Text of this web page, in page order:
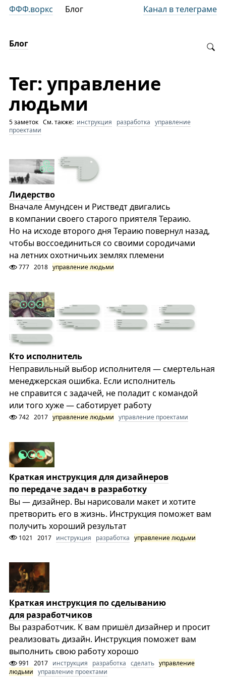
ФФФ.воркс Блог Канал в телеграме
Блог
Тег: управление
людьми
5 заметок См. также: инструкция разработка управление
проектами
Лидерство
Вначале Амундсен и Ристведт двигались
в компании своего старого приятеля Тераию.
Но на исходе второго дня Тераию повернул назад,
чтобы воссоединиться со своими сородичами
на летних охотничьих землях племени
777 2018 управление людьми
Кто исполнитель
Неправильный выбор исполнителя — смертельная
менеджерская ошибка. Если исполнитель
не справится с задачей, не поладит с командой
или того хуже — саботирует работу
742 2017 управление людьми управление проектами
Краткая инструкция для дизайнеров
по передаче задач в разработку
Вы — дизайнер. Вы нарисовали макет и хотите
претворить его в жизнь. Инструкция поможет вам
получить хороший результат
1021 2017 инструкция разработка управление людьми
Краткая инструкция по сделыванию
для разработчиков
Вы разработчик. К вам пришёл дизайнер и просит
реализовать дизайн. Инструкция поможет вам
выполнить свою работу хорошо
991 2017 инструкция разработка сделать управление
людьми управление проектами